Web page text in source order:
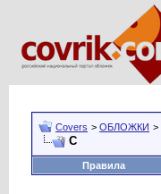
Covers > ОБЛОЖКИ >
С
Правила